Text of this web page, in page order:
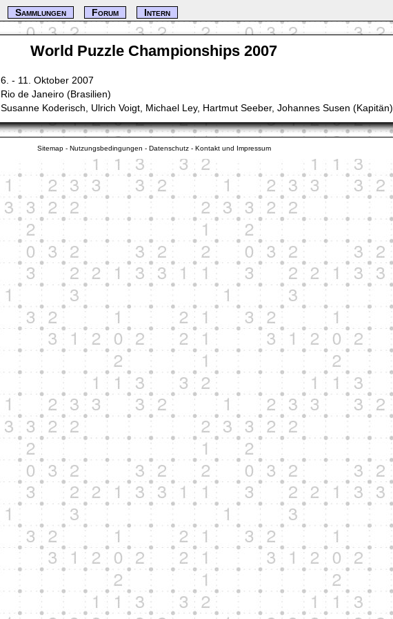
World Puzzle Championships 2007
6. - 11. Oktober 2007
Rio de Janeiro (Brasilien)
Susanne Koderisch, Ulrich Voigt, Michael Ley, Hartmut Seeber, Johannes Susen (Kapitän)
Sammlungen Forum Intern
Sitemap- Nutzungsbedingungen - Datenschutz- Kontakt und Impressum